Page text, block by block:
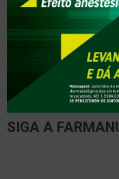
E-mail:
SIGA A